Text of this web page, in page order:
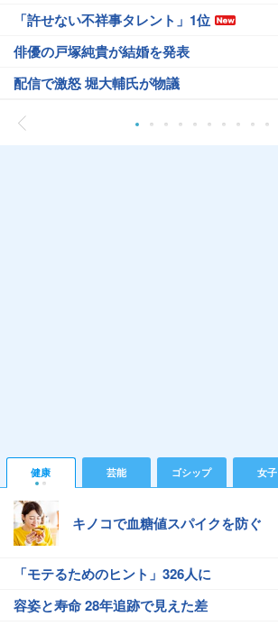
「許せない不祥事タレント」1位
俳優の戸塚純貴が結婚を発表
配信で激怒 堀大輔氏が物議
健康 芸能 ゴシップ 女子
キノコで血糖値スパイクを防ぐ
「モテるためのヒント」326人に
容姿と寿命 28年追跡で見えた差